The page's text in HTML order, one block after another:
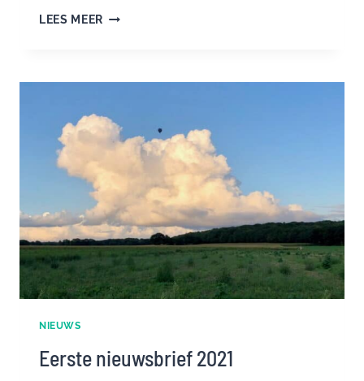
LEES MEER VOLOP
OP
GOUDSBERG
NIEUWS
Eerste nieuwsbrief 2021